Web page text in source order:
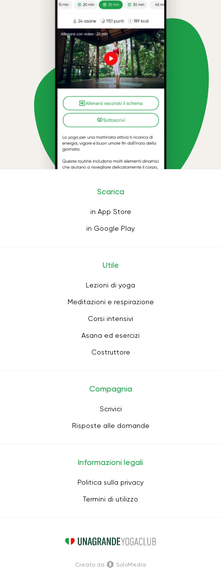
Scarica
in App Store
in Google Play
Utile
Lezioni di yoga
Meditazioni e respirazione
Corsi intensivi
Asana ed esercizi
Costruttore
Compagnia
Scrivici
Risposte alle domande
Informazioni legali
Politica sulla privacy
Termini di utilizzo
Creato da SoloMedia